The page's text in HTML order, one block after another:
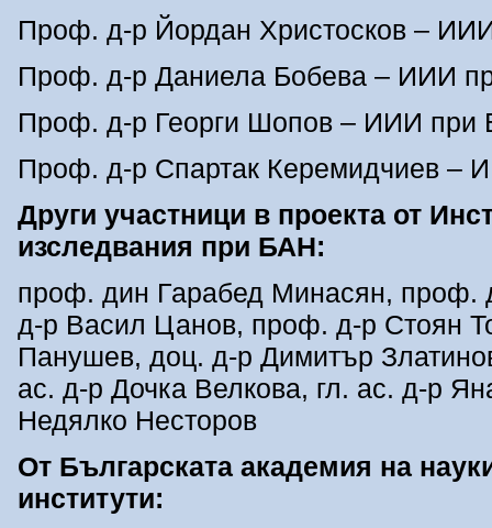
Проф. д-р Йордан Христосков –
Проф. д-р Даниела Бобева – ИИИ
Проф. д-р Георги Шопов – ИИИ при
Проф. д-р Спартак Керемидчиев –
Други участници в проекта от
изследвания при БАН:
проф. дин Гарабед Минасян, проф.
д-р Васил Цанов, проф. д-р Стоян
Панушев, доц. д-р Димитър
ас. д-р Дочка Велкова, гл. ас. д-р
Недялко Несторов
От Българската академия на
институти: